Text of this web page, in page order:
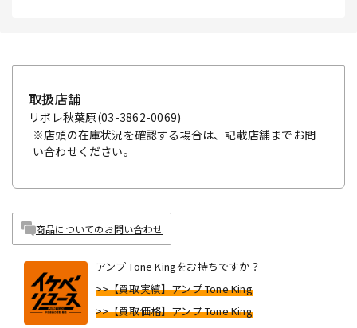
取扱店舗
リボレ秋葉原(03-3862-0069)
※店頭の在庫状況を確認する場合は、記載店舗までお問
い合わせください。
商品についてのお問い合わせ
アンプ Tone Kingをお持ちですか？
>>【買取実績】アンプ Tone King
>>【買取価格】アンプ Tone King